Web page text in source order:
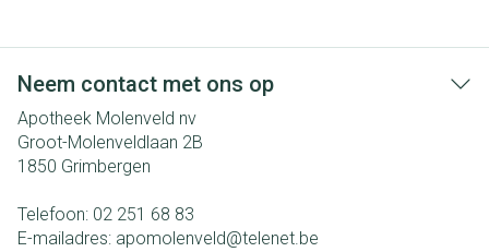
Neem contact met ons op
Apotheek Molenveld nv
Groot-Molenveldlaan 2B
1850 Grimbergen
Telefoon: 02 251 68 83
E-mailadres: apomolenveld@telenet.be